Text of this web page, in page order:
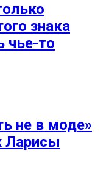
знака
чье-то
не в моде»
Ларисы